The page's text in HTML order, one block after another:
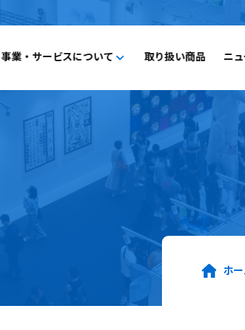
事業・サービスについて
事業・サービスについて一覧
福祉向けソフトウェア
コンピュータ・OA機器販売
外国人の人材紹介
取り扱い商品 ニ
ホ